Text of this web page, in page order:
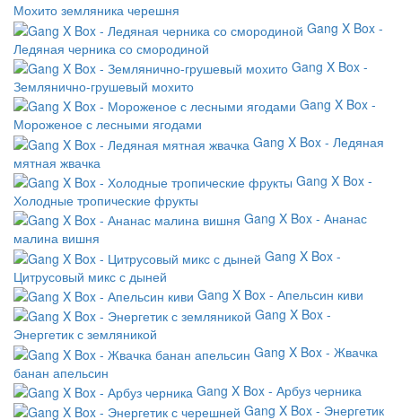
Мохито земляника черешня
Gang X Box -
Ледяная черника со смородиной
Gang X Box -
Землянично-грушевый мохито
Gang X Box -
Мороженое с лесными ягодами
Gang X Box - Ледяная
мятная жвачка
Gang X Box -
Холодные тропические фрукты
Gang X Box - Ананас
малина вишня
Gang X Box -
Цитрусовый микс с дыней
Gang X Box - Апельсин киви
Gang X Box -
Энергетик с земляникой
Gang X Box - Жвачка
банан апельсин
Gang X Box - Арбуз черника
Gang X Box - Энергетик